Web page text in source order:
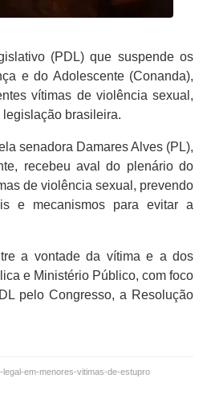
(PDL) que suspende os
e do Adolescente (Conanda),
vítimas de violência sexual,
brasileira.
senadora Damares Alves (PL),
recebeu aval do plenário do
de violência sexual, prevendo
e mecanismos para evitar a
a vontade da vítima e a dos
e Ministério Público, com foco
pelo Congresso, a Resolução
em-menores-vitimas-de-estupro